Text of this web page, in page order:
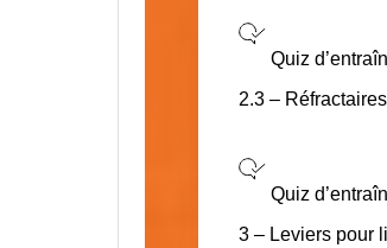
Quiz
2.3 –
Quiz
3 – Leviers pour